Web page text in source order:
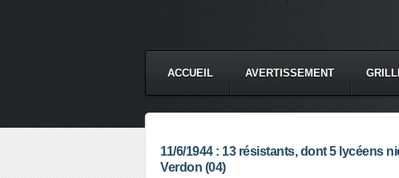
ACCUEIL AVERTISSEMENT
11/6/1944 : 13 résistants, dont 5 lycéens
Verdon (04)